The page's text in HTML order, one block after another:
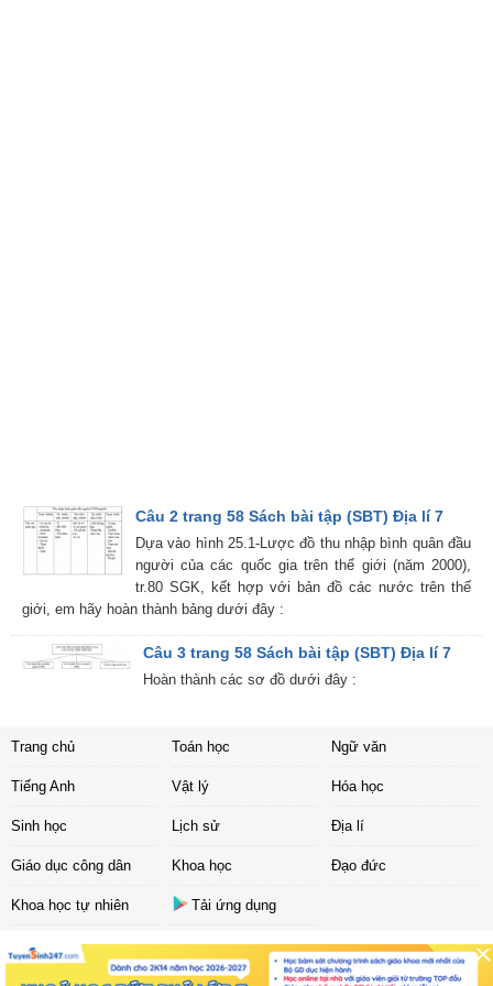
Câu 2 trang 58 Sách bài tập (SBT) Địa lí 7
Dựa vào hình 25.1-Lược đồ thu nhập bình quân đầu
người của các quốc gia trên thế giới (năm 2000),
tr.80 SGK, kết hợp với bản đồ các nước trên thế
giới, em hãy hoàn thành bảng dưới đây :
Câu 3 trang 58 Sách bài tập (SBT) Địa lí 7
Hoàn thành các sơ đồ dưới đây :
Trang chủ Toán học Ngữ văn
Tiếng Anh Vật lý Hóa học
Sinh học Lịch sử Địa lí
Giáo dục công dân Khoa học Đạo đức
Khoa học tự nhiên Tải ứng dụng
Chính sách
Copyright ©2017 Sachbaitap.com